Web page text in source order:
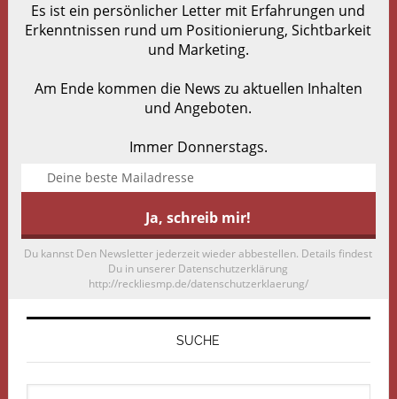
Es ist ein persönlicher Letter mit Erfahrungen und
Erkenntnissen rund um Positionierung, Sichtbarkeit
und Marketing.
Am Ende kommen die News zu aktuellen Inhalten
und Angeboten.
Immer Donnerstags.
Du kannst Den Newsletter jederzeit wieder abbestellen. Details findest
Du in unserer Datenschutzerklärung
http://reckliesmp.de/datenschutzerklaerung/
SUCHE